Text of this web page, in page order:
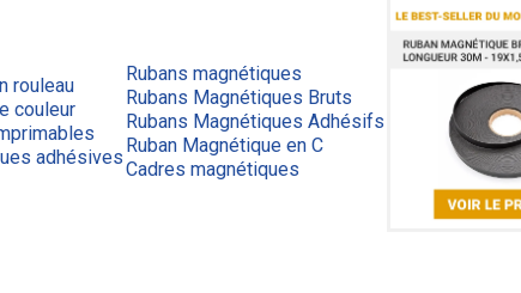
rouleau
couleur
adhésives
Rubans magnétiques
Rubans Magnétiques Bruts
Rubans Magnétiques Adhésifs
Ruban Magnétique en C
Cadres magnétiques